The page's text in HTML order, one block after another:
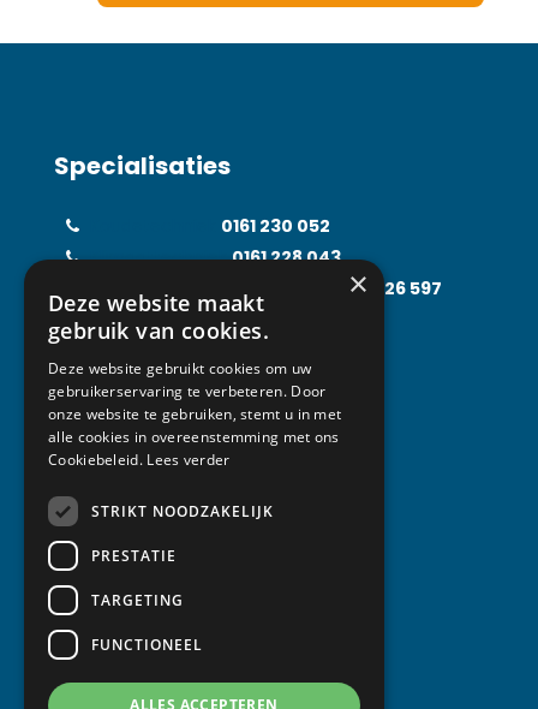
Specialisaties
0161 230 052
Klimaattechniek 0161 228 043
Food Processing Technology
0161 226 597
Solarfridge
0161 226 857
Contact
Van Abeelen Groep
Kempenbaan 1
5121 DM Rijen
T +31 (0) 161 230 052
info@vanabeelen.eu
×
Deze website maakt
gebruik van cookies.
Deze website gebruikt cookies om uw
gebruikerservaring te verbeteren. Door
onze website te gebruiken, stemt u in met
alle cookies in overeenstemming met ons
Cookiebeleid. Lees verder
STRIKT NOODZAKELIJK
PRESTATIE
TARGETING
FUNCTIONEEL
ALLES ACCEPTEREN